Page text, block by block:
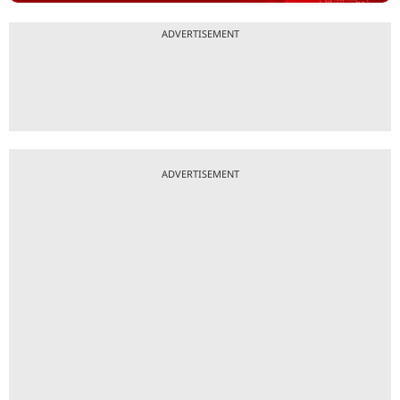
ADVERTISEMENT
ADVERTISEMENT